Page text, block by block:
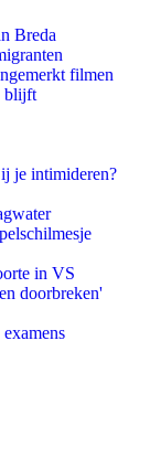
Breda
filmen
blijft
je intimideren?
in VS
doorbreken'